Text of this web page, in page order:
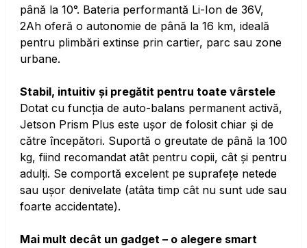
până la 10°. Bateria performantă Li-Ion de 36V,
2Ah oferă o autonomie de până la 16 km, ideală
pentru plimbări extinse prin cartier, parc sau zone
urbane.
Stabil, intuitiv și pregătit pentru toate vârstele
Dotat cu funcția de auto-balans permanent activă,
Jetson Prism Plus este ușor de folosit chiar și de
către începători. Suportă o greutate de până la 100
kg, fiind recomandat atât pentru copii, cât și pentru
adulți. Se comportă excelent pe suprafețe netede
sau ușor denivelate (atâta timp cât nu sunt ude sau
foarte accidentate).
Mai mult decât un gadget – o alegere smart